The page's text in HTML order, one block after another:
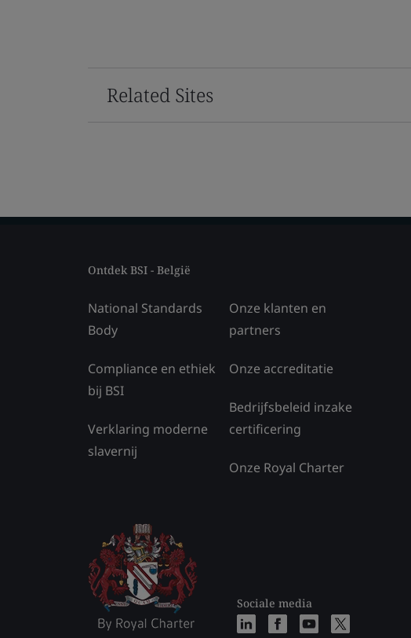
Related Sites
Ontdek BSI - België
National Standards
Body
Compliance en ethiek
bij BSI
Verklaring moderne
slavernij
Onze klanten en
partners
Onze accreditatie
Bedrijfsbeleid inzake
certificering
Onze Royal Charter
Sociale media